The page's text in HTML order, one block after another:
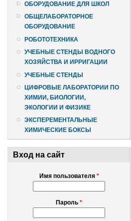
ОБОРУДОВАНИЕ ДЛЯ ШКОЛ
ОБЩЕЛАБОРАТОРНОЕ
ОБОРУДОВАНИЕ
РОБОТОТЕХНИКА
УЧЕБНЫЕ СТЕНДЫ ВОДНОГО
ХОЗЯЙСТВА И ИРРИГАЦИИ
УЧЕБНЫЕ СТЕНДЫ
ЦИФРОВЫЕ ЛАБОРАТОРИИ ПО
ХИМИИ, БИОЛОГИИ,
ЭКОЛОГИИ И ФИЗИКЕ
ЭКСПЕРЕМЕНТАЛЬНЫЕ
ХИМИЧЕСКИЕ БОКСЫ
Вход на сайт
Имя пользователя *
Пароль *